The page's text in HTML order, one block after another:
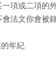
項或二項的
法文你會被
年紀